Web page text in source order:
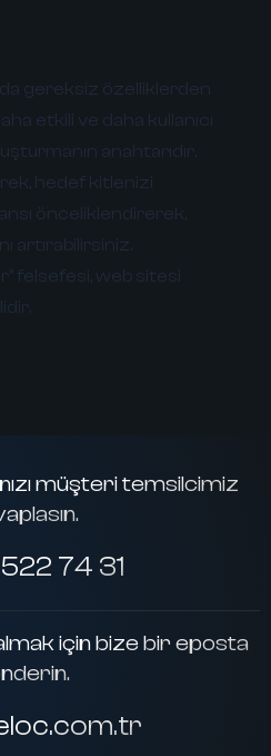
gereksiz özelliklerden
etkili ve daha kullanıcı
anahtarıdır.
hedef kitlenizi
önceliklendirerek,
artırabilirsiniz.
felsefesi, web sitesi
müşteri temsilcimiz
74 31
için bize bir eposta